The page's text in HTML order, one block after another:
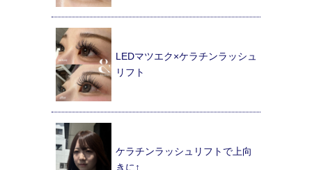
LEDマツエク×ケラチンラッシュ
リフト
ケラチンラッシュリフトで上向
きに↑